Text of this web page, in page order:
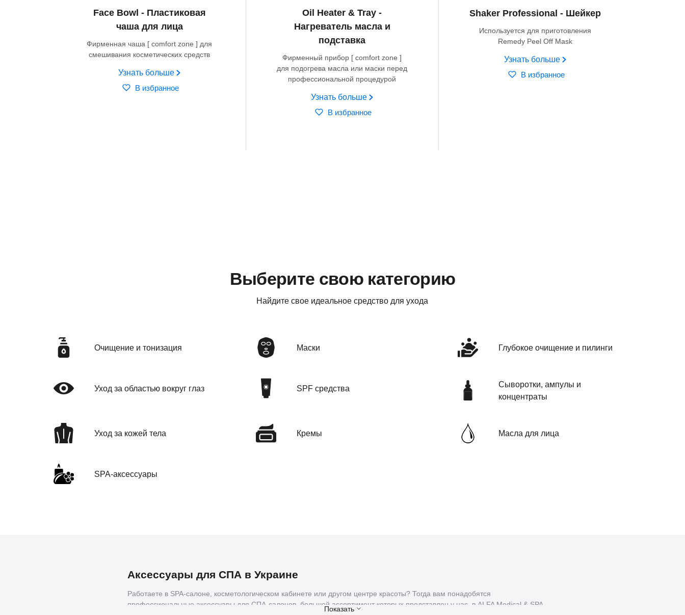
Face Bowl - Пластиковая
чаша для лица
Фирменная чаша [ comfort zone ] для
смешивания косметических средств
Узнать больше
В избранное
Oil Heater & Tray -
Нагреватель масла и
подставка
Фирменный прибор [ comfort zone ]
для подогрева масла или маски перед
профессиональной процедурой
Узнать больше
В избранное
Shaker Professional - Шейкер
Используется для приготовления
Remedy Peel Off Mask
Узнать больше
В избранное
Выберите свою категорию
Найдите свое идеальное средство для ухода
Очищение и тонизация Маски Глубокое очищение и пилинги
Уход за областью вокруг глаз SPF средства
Сыворотки, ампулы и
концентраты
Уход за кожей тела Кремы Масла для лица
SPA-аксессуары
Аксессуары для СПА в Украине
Работаете в SPA-салоне, косметологическом кабинете или другом центре красоты? Тогда вам понадобятся
профессиональные аксессуары для СПА-салонов , большой ассортимент которых представлен у нас, в ALFA Medical & SPA
Показать